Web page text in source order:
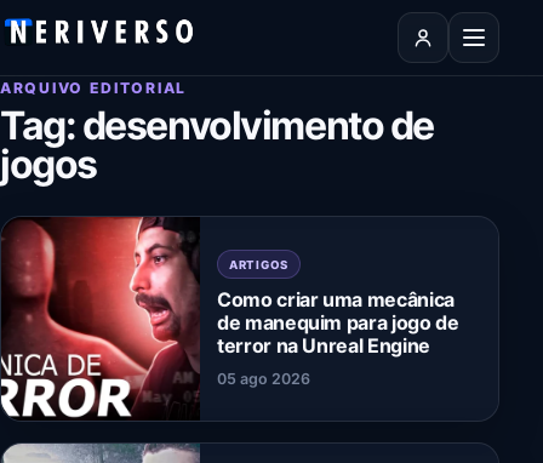
Pular para o conteúdo
Abrir
ARQUIVO EDITORIAL
Tag:desenvolvimento de
jogos
ARTIGOS
Como criar uma mecânica
de manequim para jogo de
terror na Unreal Engine
05 ago 2026